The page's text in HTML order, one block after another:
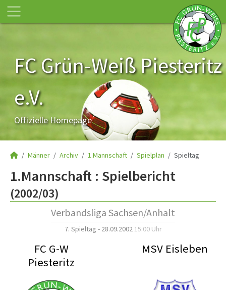
FC Grün-Weiß Piesteritz
e.V.
Offizielle Homepage
Männer Archiv 1.Mannschaft Spielplan Spieltag
1.Mannschaft : Spielbericht
(2002/03)
Verbandsliga Sachsen/Anhalt
7. Spieltag - 28.09.2002 15:00 Uhr
FC G-W
Piesteritz
MSV Eisleben